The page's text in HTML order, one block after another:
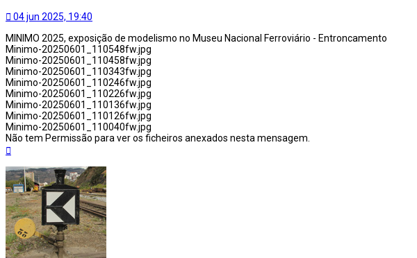
04 jun 2025, 19:40
MINIMO 2025, exposição de modelismo no Museu Nacional Ferroviário - Entroncamento
Minimo-20250601_110548fw.jpg
Minimo-20250601_110458fw.jpg
Minimo-20250601_110343fw.jpg
Minimo-20250601_110246fw.jpg
Minimo-20250601_110226fw.jpg
Minimo-20250601_110136fw.jpg
Minimo-20250601_110126fw.jpg
Minimo-20250601_110040fw.jpg
Não tem Permissão para ver os ficheiros anexados nesta mensagem.